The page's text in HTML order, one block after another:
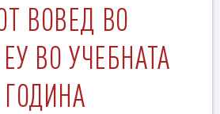
ВОВЕД ВО
ВО УЧЕБНАТА
ГОДИНА